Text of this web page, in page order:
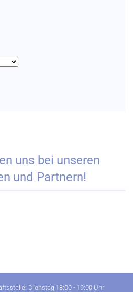
uns bei unseren
und Partnern!
Dienstag 18:00 - 19:00 Uhr